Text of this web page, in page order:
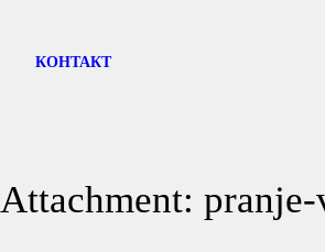
КОНТАКТ
Attachment: